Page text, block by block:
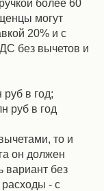
более 60
могут
20% и с
без вычетов и
в год;
руб в год
то и
он должен
вариант без
- с